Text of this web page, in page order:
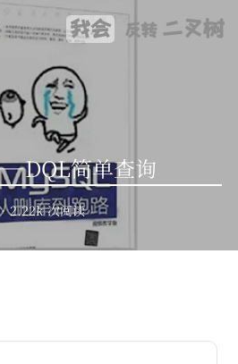
我会 反转 二叉树
简单查询
· 2.22k 次阅读